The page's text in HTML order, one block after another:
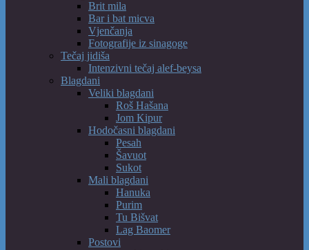
Brit mila
Bar i bat micva
Vjenčanja
Fotografije iz sinagoge
Tečaj jidiša
Intenzivni tečaj alef-beysa
Blagdani
Veliki blagdani
Roš Hašana
Jom Kipur
Hodočasni blagdani
Pesah
Šavuot
Sukot
Mali blagdani
Hanuka
Purim
Tu Bišvat
Lag Baomer
Postovi